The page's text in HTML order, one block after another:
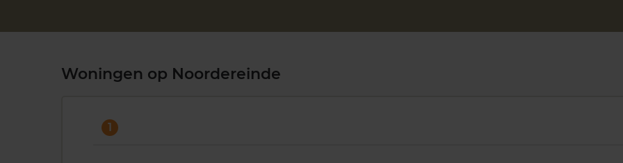
Woningen op Noordereinde
1